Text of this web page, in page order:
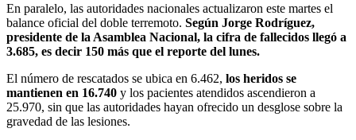
En paralelo, las autoridades nacionales actualizaron este martes el
balance oficial del doble terremoto. Según Jorge Rodríguez,
presidente de la Asamblea Nacional, la cifra de fallecidos llegó a
3.685, es decir 150 más que el reporte del lunes.
El número de rescatados se ubica en 6.462, los heridos se
mantienen en 16.740 y los pacientes atendidos ascendieron a
25.970, sin que las autoridades hayan ofrecido un desglose sobre la
gravedad de las lesiones.